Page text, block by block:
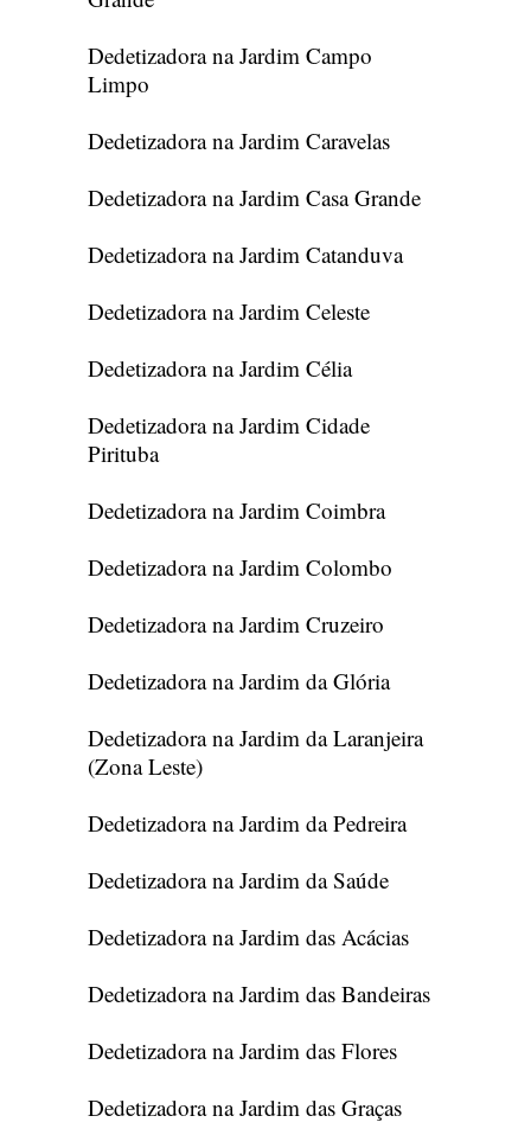
Dedetizadora na Jardim Campo
Limpo
Dedetizadora na Jardim Caravelas
Dedetizadora na Jardim Casa Grande
Dedetizadora na Jardim Catanduva
Dedetizadora na Jardim Celeste
Dedetizadora na Jardim Célia
Dedetizadora na Jardim Cidade
Pirituba
Dedetizadora na Jardim Coimbra
Dedetizadora na Jardim Colombo
Dedetizadora na Jardim Cruzeiro
Dedetizadora na Jardim da Glória
Dedetizadora na Jardim da Laranjeira
(Zona Leste)
Dedetizadora na Jardim da Pedreira
Dedetizadora na Jardim da Saúde
Dedetizadora na Jardim das Acácias
Dedetizadora na Jardim das Bandeiras
Dedetizadora na Jardim das Flores
Dedetizadora na Jardim das Graças